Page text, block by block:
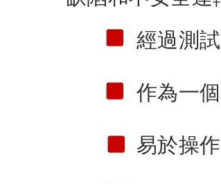
經過測
作為一
易於操